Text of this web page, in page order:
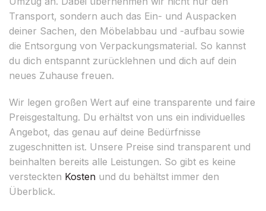
Transport, sondern auch das Ein- und Auspacken
deiner Sachen, den Möbelabbau und -aufbau sowie
die Entsorgung von Verpackungsmaterial. So kannst
du dich entspannt zurücklehnen und dich auf dein
neues Zuhause freuen.
Wir legen großen Wert auf eine transparente und faire
Preisgestaltung. Du erhältst von uns ein individuelles
Angebot, das genau auf deine Bedürfnisse
zugeschnitten ist. Unsere Preise sind transparent und
beinhalten bereits alle Leistungen. So gibt es keine
versteckten Kosten und du behältst immer den
Überblick.